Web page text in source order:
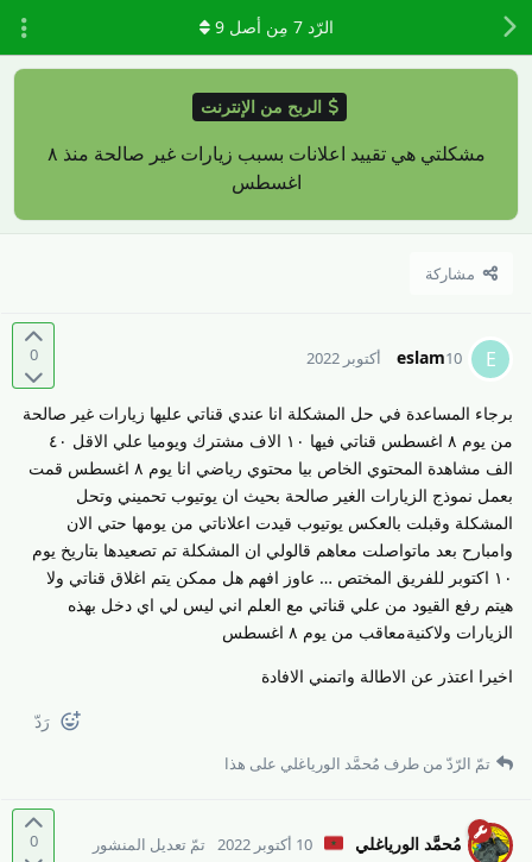
الربح من الإنترنت
مشكلتي هي تقييد اعلانات بسبب زيارات غير صالحة منذ ٨
اغسطس
مشاركة
الرّد7 مِن أصل9
0 E
eslam10 أكتوبر 2022
برجاء المساعدة في حل المشكلة انا عندي قناتي عليها زيارات غير صالحة
من يوم ٨ اغسطس قناتي فيها ١٠ الاف مشترك ويوميا علي الاقل ٤٠
الف مشاهدة المحتوي الخاص بيا محتوي رياضي انا يوم ٨ اغسطس قمت
بعمل نموذج الزيارات الغير صالحة بحيث ان يوتيوب تحميني وتحل
المشكلة وقبلت بالعكس يوتيوب قيدت اعلاناتي من يومها حتي الان
وامبارح بعد ماتواصلت معاهم قالولي ان المشكلة تم تصعيدها بتاريخ يوم
١٠ اكتوبر للفريق المختص … عاوز افهم هل ممكن يتم اغلاق قناتي ولا
هيتم رفع القيود من علي قناتي مع العلم اني ليس لي اي دخل بهذه
الزيارات ولاكنيةمعاقب من يوم ٨ اغسطس
اخيرا اعتذر عن الاطالة واتمني الافادة
رَدّ
تمّ الرّدّ من طرف مُحمَّد الورياغلي على هذا
0 مُحمَّد الورياغلي 10 أكتوبر 2022 تمّ تعديل المنشور